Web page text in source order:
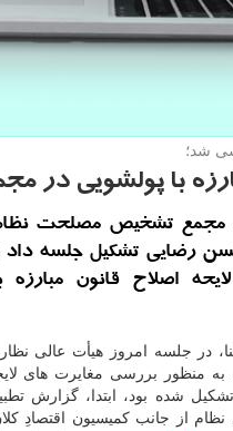
شد؛
با پولشویی
مجمع تشخیص مصلحت
رضایی تشكیل جلسه داد
اصلاح قانون مبارزه
در جلسه امروز هیأت عالی
منظور بررسی مغایرت های
تشكیل شده بود، ابتدا، گزارش
از جانب كمیسیون اقتصادِ